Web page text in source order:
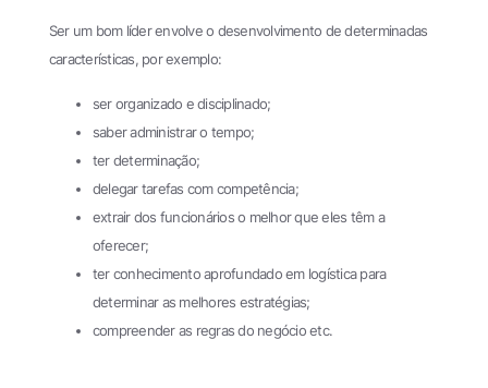
Ser um bom líder envolve o desenvolvimento de determinadas
características, por exemplo:
ser organizado e disciplinado;
saber administrar o tempo;
ter determinação;
delegar tarefas com competência;
extrair dos funcionários o melhor que eles têm a
oferecer;
ter conhecimento aprofundado em logística para
determinar as melhores estratégias;
compreender as regras do negócio etc.